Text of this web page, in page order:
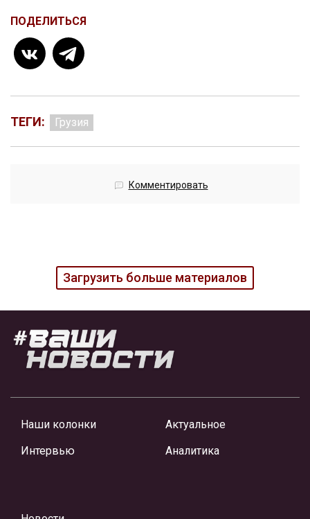
ПОДЕЛИТЬСЯ
ТЕГИ: Грузия
Комментировать
Загрузить больше материалов
Наши колонки
Интервью
Актуальное
Аналитика